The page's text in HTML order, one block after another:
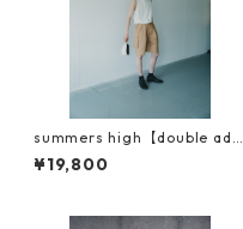
summers high【double adju
st half cargo pants】
¥19,800